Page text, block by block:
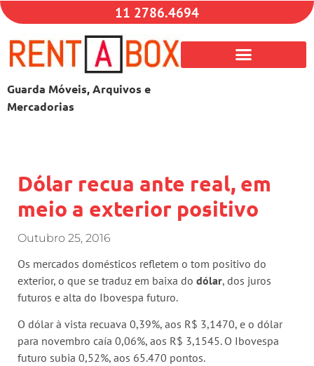
11 2786.4694
Guarda Móveis, Arquivos e
Mercadorias
Dólar recua ante real, em
meio a exterior positivo
Outubro 25, 2016
Os mercados domésticos refletem o tom positivo do
exterior, o que se traduz em baixa do dólar, dos juros
futuros e alta do Ibovespa futuro.
O dólar à vista recuava 0,39%, aos R$ 3,1470, e o dólar
para novembro caía 0,06%, aos R$ 3,1545. O Ibovespa
futuro subia 0,52%, aos 65.470 pontos.